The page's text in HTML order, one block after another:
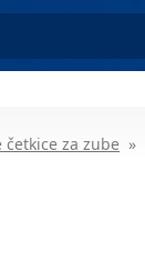
četkice za zube